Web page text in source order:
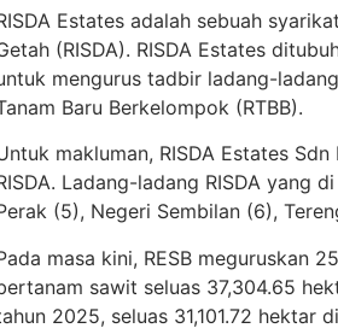
Estates adalah sebuah
(RISDA). RISDA Estates
mengurus tadbir ladang-
Baru Berkelompok (RTBB).
makluman, RISDA Estates
Ladang-ladang RISDA yang
(5), Negeri Sembilan (6),
masa kini, RESB meguruskan
sawit seluas 37,304.65
2025, seluas 31,101.72 hektar